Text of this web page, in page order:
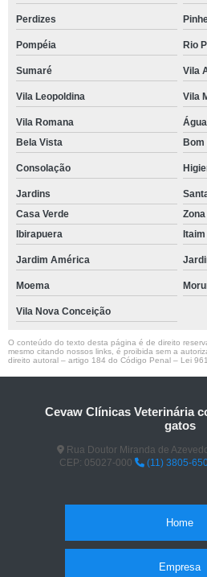
Perdizes
Pompéia Rio
Sumaré Vila
Vila Leopoldina Vila
Vila Romana
Bela Vista
Consolação
Jardins
Casa Verde
Ibirapuera
Jardim América
Moema
Vila Nova Conceição
O conteúdo do texto desta página é de direito
mesmo citando nossos links, é proibida sem a
direito autoral – artigo 184 do Código Penal – Lei
Cevaw Clínicas Veterinária
gatos
Rua Doutor Miranda de
CEP: 05027-000
(11) 3805-
Home
Empresa